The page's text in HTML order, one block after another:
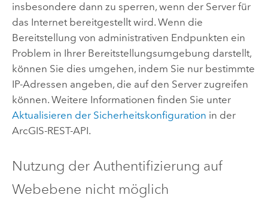
insbesondere dann zu sperren, wenn der Server für
das Internet bereitgestellt wird. Wenn die
Bereitstellung von administrativen Endpunkten ein
Problem in Ihrer Bereitstellungsumgebung darstellt,
können Sie dies umgehen, indem Sie nur bestimmte
IP-Adressen angeben, die auf den Server zugreifen
können. Weitere Informationen finden Sie unter
Aktualisieren der Sicherheitskonfiguration in der
ArcGIS-REST-API.
Nutzung der Authentifizierung auf
Webebene nicht möglich